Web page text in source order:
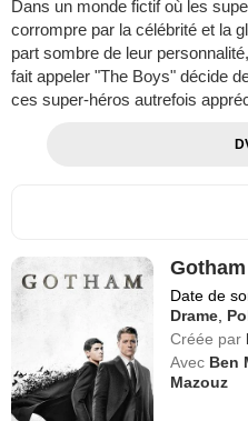
Dans un monde fictif où les
corrompre par la célébrité et la
part sombre de leur
fait appeler "The Boys" décide
ces super-héros autrefois
Date de
Drame
Créée par
Avec Ben
Mazouz